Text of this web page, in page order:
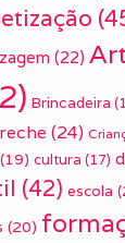
(22)
Brincadeira
(24)
(19) cultura (17)
(42) escola
(20)